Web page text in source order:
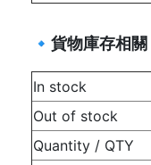
🔹 貨物庫存相關
In stock
Out of stock
Quantity / QTY